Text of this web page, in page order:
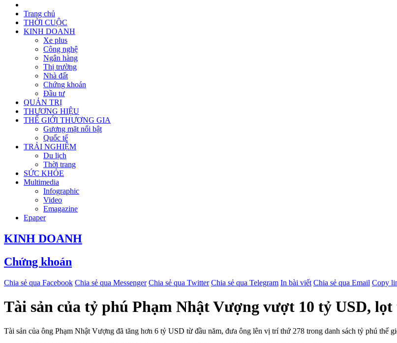
Trang chủ
THỜI CUỘC
KINH DOANH
Xe plus
Công nghệ
Ngân hàng
Thị trường
Nhà đất
Chứng khoán
Đầu tư
QUẢN TRỊ
THƯƠNG HIỆU
THẾ GIỚI THƯƠNG GIA
Gương mặt nổi bật
Quốc tế
TRẢI NGHIỆM
Du lịch
Thời trang
SỨC KHỎE
Multimedia
Infographic
Video
Emagazine
Epaper
KINH DOANH
Chứng khoán
Chia sẻ qua Facebook Chia sẻ qua Messenger Chia sẻ qua Twitter Chia sẻ qua Telegram In bài viết Chia sẻ qua Email Copy
Tài sản của tỷ phú Phạm Nhật Vượng vượt 10 tỷ USD,
Tài sản của ông Phạm Nhật Vượng đã tăng hơn 6 tỷ USD từ đầu năm, đưa ông lên vị trí thứ 278 trong danh sách tỷ phú thế